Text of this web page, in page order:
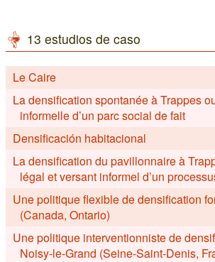
13 estudios de caso
Le Caire
La densification spontanée à Trappes
informelle d’un parc social de fait
Densificación habitacional
La densification du pavillonnaire à
légal et versant informel d’un
Une politique flexible de densification
(Canada, Ontario)
Une politique interventionniste de
Noisy-le-Grand (Seine-Saint-Denis,